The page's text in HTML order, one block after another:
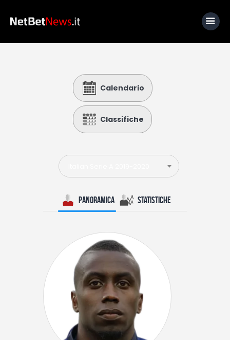
Calcio
Basket
Tennis
Lo Sapevi Che
I consigli di Giulia
Calendario
Classifiche
Panoramica Statistiche